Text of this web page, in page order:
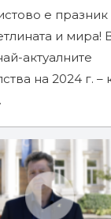
е празник
и мира!
актуалните
на 2024 г. –